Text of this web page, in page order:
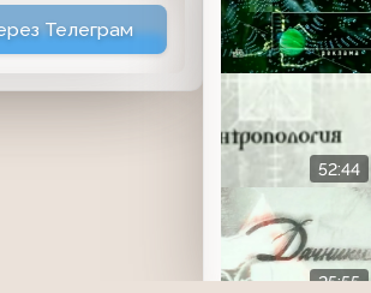
Телеграм
52:44
25:55